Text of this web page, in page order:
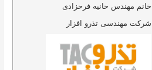
خانم مهندس حانیه فرحزادی
شرکت مهندسی تذرو افزار